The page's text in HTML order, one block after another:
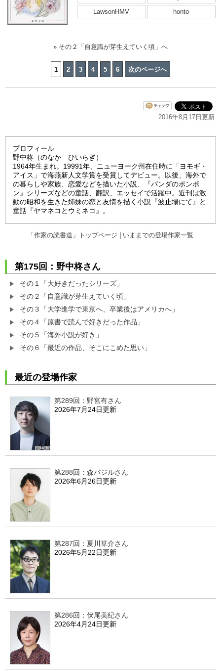
LawsonHMV
honto
» その２「自意識が芽生えていく頃」へ
1 2 3 4 5 6 次のページへ
2016年8月17日更新
プロフィール
野中柊（のなか ひいらぎ）
1964年生まれ。19991年、ニューヨーク州在住時に「ヨモギ・
アイス」で海燕新人文学賞を受賞してデビュー。以後、海外で
の暮らしや家族、恋愛などを描いた小説、『パンダのポンポ
ン』シリーズなどの童話、翻訳、エッセイで活躍中。近刊は激
動の昭和を生きた姉妹の恋と友情を描く小説『波止場にて』と
童話『ヤマネコとウミネコ』。
「作家の読書道」トップページ いままでの登場作家一覧
第175回：野中柊さん
その１「大好きだったシリーズ」
その２「自意識が芽生えていく頃」
その３「大学進学で東京へ、卒業後はアメリカへ」
その４「原書で読んで好きだった作品」
その５「海外小説が好き」
その６「最近の作品、そこにこめた思い」
最近の登場作家
第289回：野宮有さん
2026年7月24日更新
第288回：森バジルさん
2026年6月26日更新
第287回：夏川草介さん
2026年5月22日更新
第286回：伏尾美紀さん
2026年4月24日更新